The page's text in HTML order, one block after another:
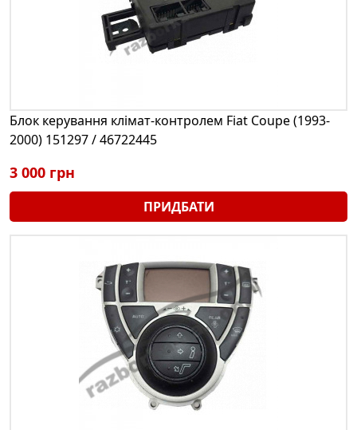
Блок керування клімат-контролем Fiat Coupe (1993-
2000) 151297 / 46722445
3 000 грн
ПРИДБАТИ